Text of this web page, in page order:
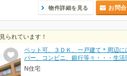
物件詳細を見る お問
見られています！
ペット可、３ＤＫ、一戸建て＊周辺に
パー、コンビニ、銀行等々・・・生
N住宅